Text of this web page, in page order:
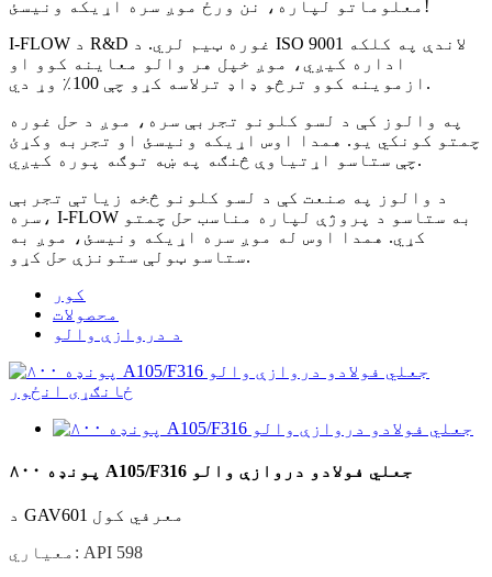
معلوماتو لپاره، نن ورځ موږ سره اړیکه ونیسئ!
I-FLOW د R&D غوره ټیم لري. د ISO 9001 لاندې په کلکه
اداره کیږي، موږ خپل هر والو معاینه کوو او
ازموینه کوو ترڅو ډاډ ترلاسه کړو چې 100٪ وړ دي.
په والوز کې د لسو کلونو تجربې سره، موږ د حل غوره
چمتو کونکي یو. همدا اوس اړیکه ونیسئ او تجربه وکړئ
چې ستاسو اړتیاوې څنګه په ښه توګه پوره کیږي.
د والوز په صنعت کې د لسو کلونو څخه زیاتې تجربې
سره، I-FLOW به ستاسو د پروژې لپاره مناسب حل چمتو
کړي. همدا اوس له موږ سره اړیکه ونیسئ، موږ به
ستاسو ټولې ستونزې حل کړو.
کور
محصولات
د دروازې والو
۸۰۰ پونډه A105/F316 جعلي فولادو دروازې والو
د GAV601 معرفي کول
معیاري: API 598